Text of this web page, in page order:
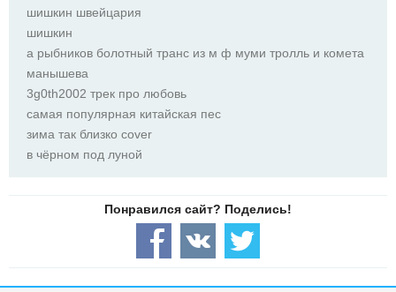
шишкин швейцария
шишкин
а рыбников болотный транс из м ф муми тролль и комета
манышева
3g0th2002 трек про любовь
самая популярная китайская пес
зима так близко cover
в чёрном под луной